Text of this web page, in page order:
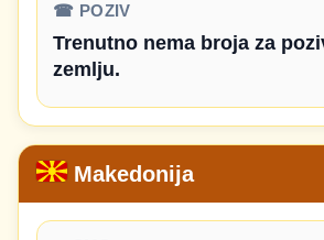
☎ POZIV
Trenutno nema broja za
zemlju.
Makedonija